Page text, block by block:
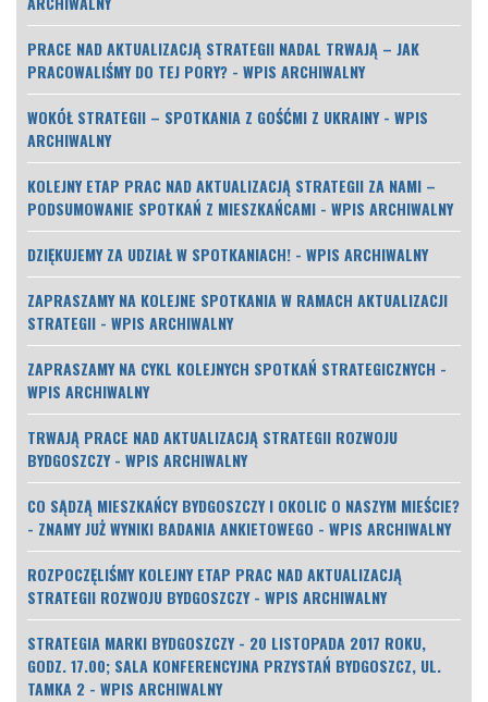
PRACE NAD AKTUALIZACJĄ STRATEGII NADAL TRWAJĄ – JAK
PRACOWALIŚMY DO TEJ PORY? - WPIS ARCHIWALNY
WOKÓŁ STRATEGII – SPOTKANIA Z GOŚĆMI Z UKRAINY - WPIS
ARCHIWALNY
KOLEJNY ETAP PRAC NAD AKTUALIZACJĄ STRATEGII ZA NAMI –
PODSUMOWANIE SPOTKAŃ Z MIESZKAŃCAMI - WPIS ARCHIWALNY
DZIĘKUJEMY ZA UDZIAŁ W SPOTKANIACH! - WPIS ARCHIWALNY
ZAPRASZAMY NA KOLEJNE SPOTKANIA W RAMACH AKTUALIZACJI
STRATEGII - WPIS ARCHIWALNY
ZAPRASZAMY NA CYKL KOLEJNYCH SPOTKAŃ STRATEGICZNYCH -
WPIS ARCHIWALNY
TRWAJĄ PRACE NAD AKTUALIZACJĄ STRATEGII ROZWOJU
BYDGOSZCZY - WPIS ARCHIWALNY
CO SĄDZĄ MIESZKAŃCY BYDGOSZCZY I OKOLIC O NASZYM MIEŚCIE?
- ZNAMY JUŻ WYNIKI BADANIA ANKIETOWEGO - WPIS ARCHIWALNY
ROZPOCZĘLIŚMY KOLEJNY ETAP PRAC NAD AKTUALIZACJĄ
STRATEGII ROZWOJU BYDGOSZCZY - WPIS ARCHIWALNY
STRATEGIA MARKI BYDGOSZCZY - 20 LISTOPADA 2017 ROKU,
GODZ. 17.00; SALA KONFERENCYJNA PRZYSTAŃ BYDGOSZCZ, UL.
TAMKA 2 - WPIS ARCHIWALNY